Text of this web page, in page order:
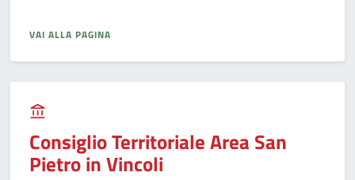
VAI ALLA PAGINA
Consiglio Territoriale Area San
Pietro in Vincoli